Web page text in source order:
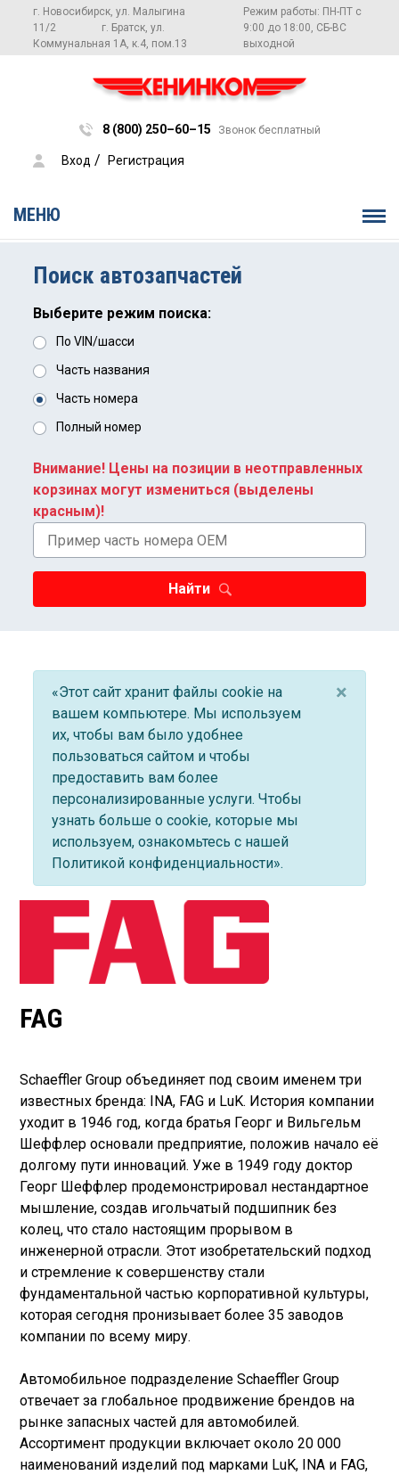
г. Новосибирск, ул. Малыгина
11/2
г. Братск, ул.
Коммунальная 1А, к.4, пом.13
Режим работы: ПН-ПТ с
9:00 до 18:00, СБ-ВС
выходной
8 (800) 250–60–15 Звонок бесплатный
Вход / Регистрация
МЕНЮ
Поиск автозапчастей
Выберите режим поиска:
По VIN/шасси
Часть названия
Часть номера
Полный номер
Внимание! Цены на позиции в неотправленных
корзинах могут измениться (выделены
красным)!
Найти
«Этот сайт хранит файлы cookie на
вашем компьютере. Мы используем
их, чтобы вам было удобнее
пользоваться сайтом и чтобы
предоставить вам более
персонализированные услуги. Чтобы
узнать больше о cookie, которые мы
используем, ознакомьтесь с нашей
Политикой конфиденциальности».
×
FAG
Schaeffler Group объединяет под своим именем три
известных бренда: INA, FAG и LuK. История компании
уходит в 1946 год, когда братья Георг и Вильгельм
Шеффлер основали предприятие, положив начало её
долгому пути инноваций. Уже в 1949 году доктор
Георг Шеффлер продемонстрировал нестандартное
мышление, создав игольчатый подшипник без
колец, что стало настоящим прорывом в
инженерной отрасли. Этот изобретательский подход
и стремление к совершенству стали
фундаментальной частью корпоративной культуры,
которая сегодня пронизывает более 35 заводов
компании по всему миру.
Автомобильное подразделение Schaeffler Group
отвечает за глобальное продвижение брендов на
рынке запасных частей для автомобилей.
Ассортимент продукции включает около 20 000
наименований изделий под марками LuK, INA и FAG,